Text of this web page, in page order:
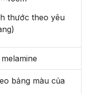
thước theo yêu
bảng màu của